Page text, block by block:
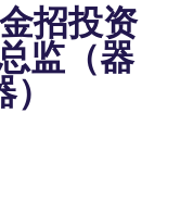
招投资
监（器